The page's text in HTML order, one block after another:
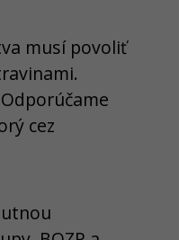
musí povoliť
cez